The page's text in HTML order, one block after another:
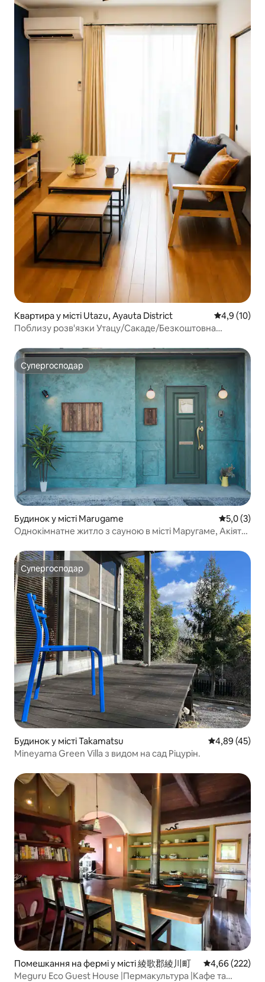
Квартира у місті Utazu, Ayauta District Середня
4,9 (10)
Поблизу розв'язки Утацу/Сакаде/Безкоштовна
Студентська поїздка/Удон-тур/...
Супергосподар
Супергосподар
Будинок у місті Marugame Середня
5,0 (3)
Однокімнатне житло з сауною в місті Маругаме, Акіято
Супергосподар
Супергосподар
Будинок у місті Takamatsu Середня
4,89 (45)
Mineyama Green Villa з видом на сад Ріцурін.
Помешкання на фермі у місті 綾歌郡綾川町 Середня
4,66 (222)
Meguru Eco Guest House |Пермакультура |Кафе та